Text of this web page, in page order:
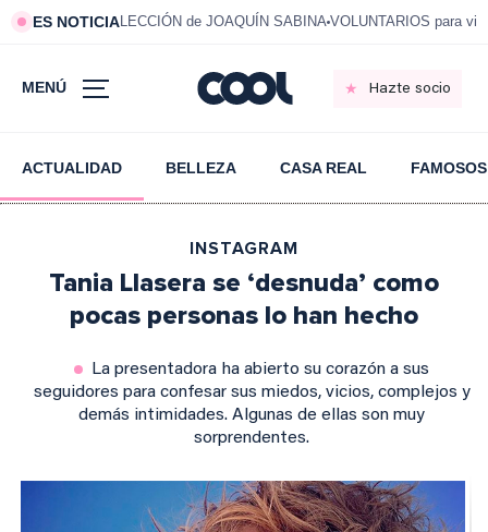
ES NOTICIALECCIÓN de JOAQUÍN SABINA VOLUNTARIOS para
MENÚ Hazte socio
ACTUALIDAD BELLEZA CASA REAL FAMOSOS
INSTAGRAM
Tania Llasera se ‘desnuda’ como
pocas personas lo han hecho
La presentadora ha abierto su corazón a sus
seguidores para confesar sus miedos, vicios, complejos y
demás intimidades. Algunas de ellas son muy
sorprendentes.